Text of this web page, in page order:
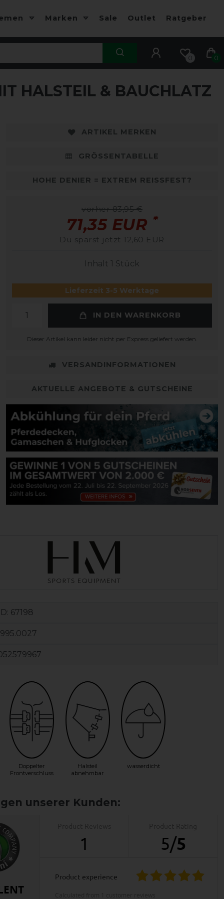
Marken Sale Outlet Ratgeber
0 0
HALSTEIL & BAUCHLATZ
ARTIKEL MERKEN
GRÖSSENTABELLE
HOHE DENIER = EXTREM REISSFEST?
vorher 83,95 €
71,35 EUR *
Du sparst jetzt 12,60 EUR
Inhalt 1 Stück
Lieferzeit 3-5 Werktage
IN DEN WARENKORB
Dieser Artikel kann leider nicht per Express geliefert werden.
VERSANDINFORMATIONEN
AKTUELLE ANGEBOTE & GUTSCHEINE
67198
Doppelter
Frontverschluss
Halsteil
abnehmbar
wasserdicht
1 5/5
product experience